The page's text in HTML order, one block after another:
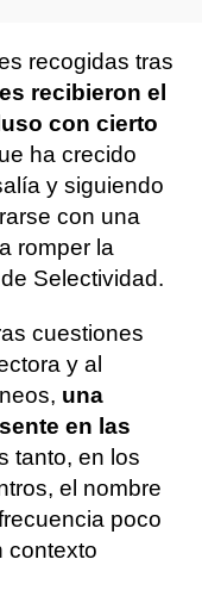
recogidas tras
recibieron el
con cierto
ha crecido
y siguiendo
con una
romper la
Selectividad.
cuestiones
y al
una
en las
tanto, en los
el nombre
poco
contexto